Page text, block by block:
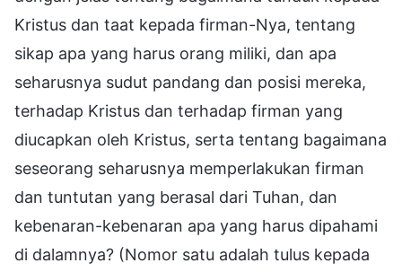
Kristus dan taat kepada firman-Nya, tentang
sikap apa yang harus orang miliki, dan apa
seharusnya sudut pandang dan posisi mereka,
terhadap Kristus dan terhadap firman yang
diucapkan oleh Kristus, serta tentang bagaimana
seseorang seharusnya memperlakukan firman
dan tuntutan yang berasal dari Tuhan, dan
kebenaran-kebenaran apa yang harus dipahami
di dalamnya? (Nomor satu adalah tulus kepada